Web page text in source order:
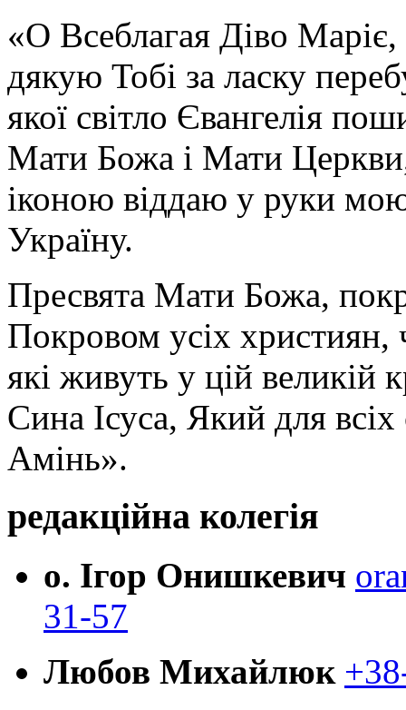
«О Всеблагая Діво
дякую Тобі за ласку
якої світло Євангелія
Мати Божа і Мати
іконою віддаю у руки
Україну.
Пресвята Мати Божа,
Покровом усіх християн,
які живуть у цій великій
Сина Ісуса, Який для
Амінь».
редакційна колегія
о. Ігор Онишкевич
31-57
Любов Михайлюк